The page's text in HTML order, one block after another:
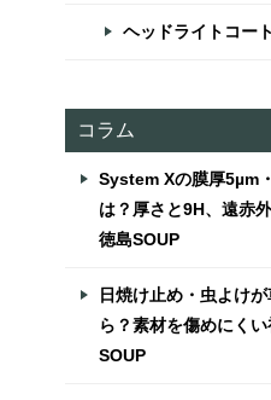
ヘッドライトコート
コラム
System Xの膜厚5µm
は？厚さと9H、遠赤
徳島SOUP
日焼け止め・虫よけ
ら？素材を傷めにく
SOUP